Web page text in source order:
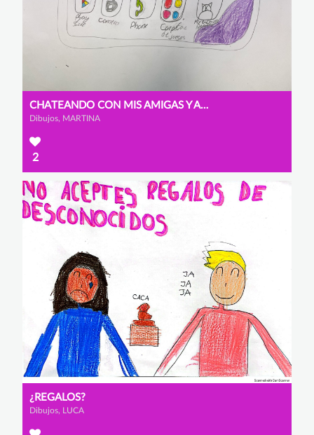
CHATEANDO CON MIS AMIGAS Y AMIGOS
Dibujos, MARTINA
2
¿REGALOS?
Dibujos, LUCA